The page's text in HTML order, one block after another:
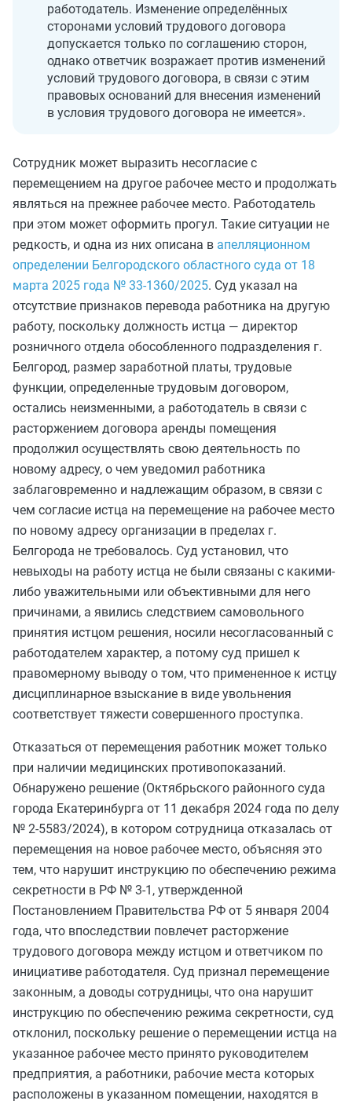
работодатель. Изменение определённых
сторонами условий трудового договора
допускается только по соглашению сторон,
однако ответчик возражает против изменений
условий трудового договора, в связи с этим
правовых оснований для внесения изменений
в условия трудового договора не имеется».
Сотрудник может выразить несогласие с
перемещением на другое рабочее место и продолжать
являться на прежнее рабочее место. Работодатель
при этом может оформить прогул. Такие ситуации не
редкость, и одна из них описана в апелляционном
определении Белгородского областного суда от 18
марта 2025 года № 33-1360/2025. Суд указал на
отсутствие признаков перевода работника на другую
работу, поскольку должность истца — директор
розничного отдела обособленного подразделения г.
Белгород, размер заработной платы, трудовые
функции, определенные трудовым договором,
остались неизменными, а работодатель в связи с
расторжением договора аренды помещения
продолжил осуществлять свою деятельность по
новому адресу, о чем уведомил работника
заблаговременно и надлежащим образом, в связи с
чем согласие истца на перемещение на рабочее место
по новому адресу организации в пределах г.
Белгорода не требовалось. Суд установил, что
невыходы на работу истца не были связаны с какими-
либо уважительными или объективными для него
причинами, а явились следствием самовольного
принятия истцом решения, носили несогласованный с
работодателем характер, а потому суд пришел к
правомерному выводу о том, что примененное к истцу
дисциплинарное взыскание в виде увольнения
соответствует тяжести совершенного проступка.
Отказаться от перемещения работник может только
при наличии медицинских противопоказаний.
Обнаружено решение (Октябрьского районного суда
города Екатеринбурга от 11 декабря 2024 года по делу
№ 2-5583/2024), в котором сотрудница отказалась от
перемещения на новое рабочее место, объясняя это
тем, что нарушит инструкцию по обеспечению режима
секретности в РФ № 3-1, утвержденной
Постановлением Правительства РФ от 5 января 2004
года, что впоследствии повлечет расторжение
трудового договора между истцом и ответчиком по
инициативе работодателя. Суд признал перемещение
законным, а доводы сотрудницы, что она нарушит
инструкцию по обеспечению режима секретности, суд
отклонил, поскольку решение о перемещении истца на
указанное рабочее место принято руководителем
предприятия, а работники, рабочие места которых
расположены в указанном помещении, находятся в